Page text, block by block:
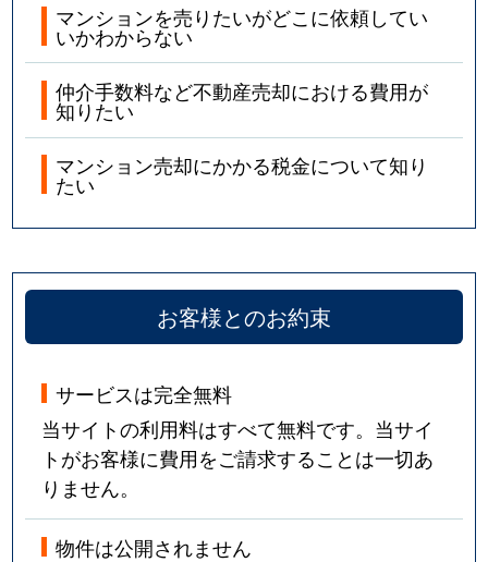
マンションを売りたいがどこに依頼してい
いかわからない
仲介手数料など不動産売却における費用が
知りたい
マンション売却にかかる税金について知り
たい
お客様とのお約束
サービスは完全無料
当サイトの利用料はすべて無料です。当サイ
トがお客様に費用をご請求することは一切あ
りません。
物件は公開されません